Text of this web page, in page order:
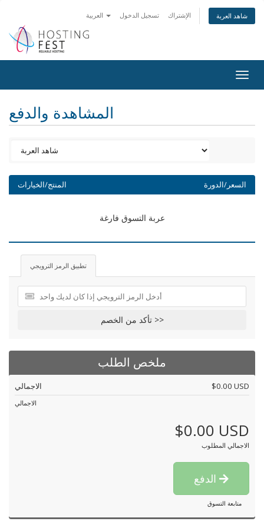
تسجيل الدخول الإشتراك شاهد العربة
المشاهدة والدفع
المنتج/الخيارات السعر/الدورة
عربة التسوق فارغة
تطبيق الرمز الترويجي
تأكد من الخصم >>
ملخص الطلب
الاجمالي $0.00 USD
الاجمالي
$0.00 USD
الاجمالي المطلوب
متابعة التسوق